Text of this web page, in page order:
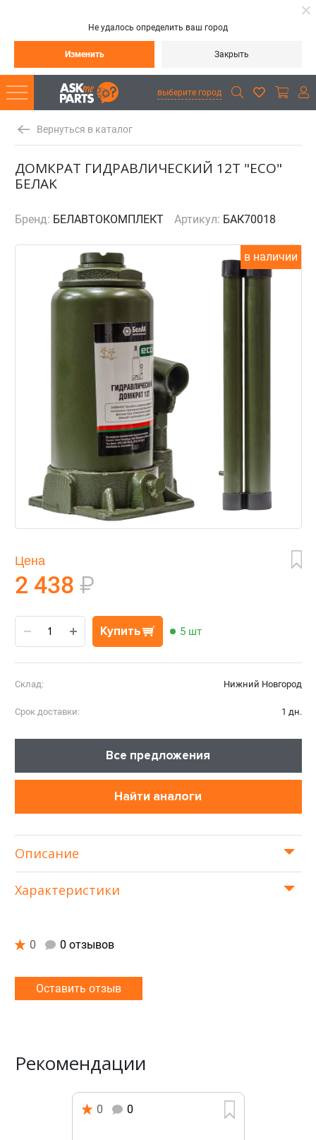
Не удалось определить ваш город
Изменить Закрыть
выберите город
Вернуться в каталог
ДОМКРАТ ГИДРАВЛИЧЕСКИЙ 12Т "ECO"
БЕЛАK
Бренд: БЕЛАВТОКОМПЛЕКТ Артикул: БАК70018
в наличии
Цена
2 438 ₽
Купить 5 шт
Склад: Нижний Новгород
Срок доставки: 1 дн.
Все предложения
Найти аналоги
Описание
Характеристики
0 0 отзывов
Оставить отзыв
Рекомендации
0 0